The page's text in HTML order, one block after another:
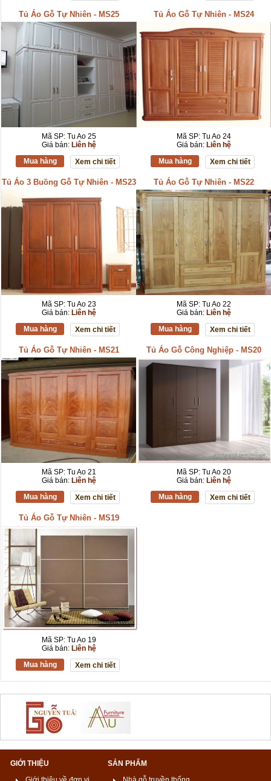
Tủ Áo Gỗ Tự Nhiên - MS25
Mã SP: Tu Ao 25
Giá bán: Liên hệ
Mua hàng
Xem chi tiết
Tủ Áo Gỗ Tự Nhiên - MS24
Mã SP: Tu Ao 24
Giá bán: Liên hệ
Mua hàng
Xem chi tiết
Tủ Áo 3 Buồng Gỗ Tự Nhiên - MS23
Mã SP: Tu Ao 23
Giá bán: Liên hệ
Mua hàng
Xem chi tiết
Tủ Áo Gỗ Tự Nhiên - MS22
Mã SP: Tu Ao 22
Giá bán: Liên hệ
Mua hàng
Xem chi tiết
Tủ Áo Gỗ Tự Nhiên - MS21
Mã SP: Tu Ao 21
Giá bán: Liên hệ
Mua hàng
Xem chi tiết
Tủ Áo Gỗ Công Nghiệp - MS20
Mã SP: Tu Ao 20
Giá bán: Liên hệ
Mua hàng
Xem chi tiết
Tủ Áo Gỗ Tự Nhiên - MS19
Mã SP: Tu Ao 19
Giá bán: Liên hệ
Mua hàng
Xem chi tiết
GIỚI THIỆU
SẢN PHẨM